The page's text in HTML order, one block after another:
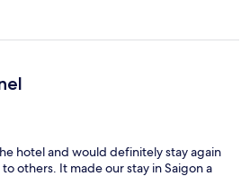
hotel and would definitely stay again
others. It made our stay in Saigon a